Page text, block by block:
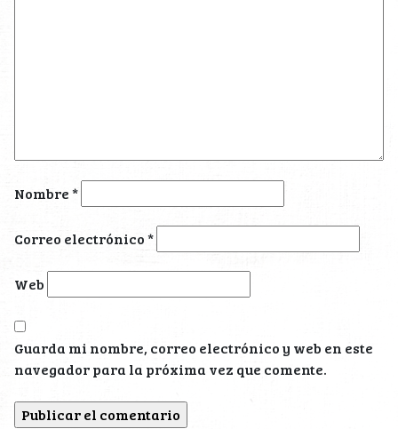
Nombre*
Correo electrónico*
Web
Guarda mi nombre, correo electrónico y web en este
navegador para la próxima vez que comente.